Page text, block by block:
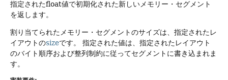
指定されたfloat値で初期化された新しいメモリー・セグメント
を返します。
割り当てられたメモリー・セグメントのサイズは、指定されたレ
イアウトのsizeです。
指定された値は、指定されたレイアウト
のバイト順序および整列制約に従ってセグメントに書き込まれま
す。